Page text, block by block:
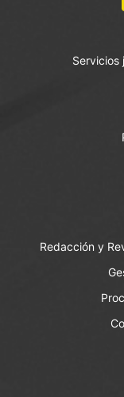
Servicios
Redacción y